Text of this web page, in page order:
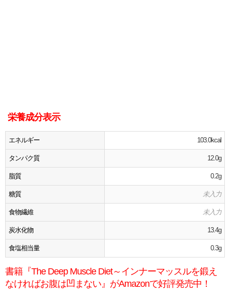
栄養成分表示
エネルギー 103.0kcal
タンパク質 12.0g
脂質 0.2g
糖質 未入力
食物繊維 未入力
炭水化物 13.4g
食塩相当量 0.3g
書籍『The Deep Muscle Diet～インナーマッスルを鍛え
なければお腹は凹まない』がAmazonで好評発売中！